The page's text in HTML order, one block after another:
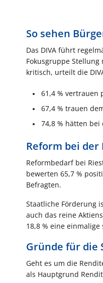
So sehen
Das DIVA führt
Fokusgruppe
kritisch, urteilt die
61,4 % vertrauen
67,4 % trauen
74,8 % hätten
Reform bei
Reformbedarf bei
bewerten 65,7 %
Befragten.
Staatliche Förderung
auch das reine
18,8 % eine
Gründe für die
Geht es um die
als Hauptgrund